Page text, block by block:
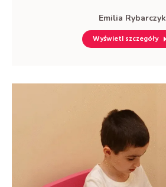
Emilia Rybarczyk
Wyświetl szczegóły